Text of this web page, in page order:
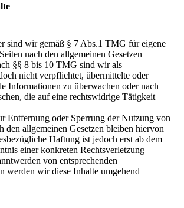
sind wir gemäß § 7 Abs.1 TMG für eigene
nach den allgemeinen Gesetzen
§§ 8 bis 10 TMG sind wir als
nicht verpflichtet, übermittelte oder
Informationen zu überwachen oder nach
die auf eine rechtswidrige Tätigkeit
Entfernung oder Sperrung der Nutzung von
den allgemeinen Gesetzen bleiben hiervon
Haftung ist jedoch erst ab dem
einer konkreten Rechtsverletzung
von entsprechenden
werden wir diese Inhalte umgehend